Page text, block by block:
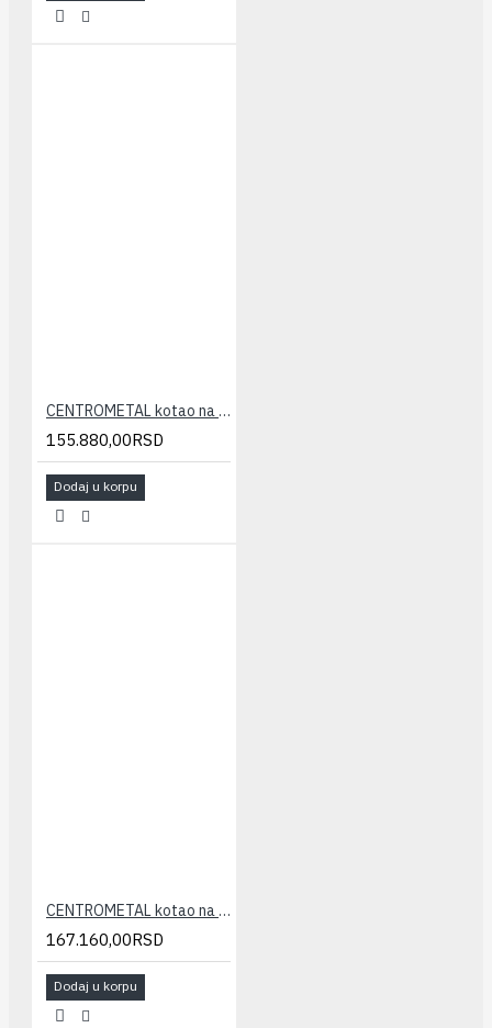
CENTROMETAL kotao na čvrsto gorivo EKO CK P 20
155.880,00RSD
Dodaj u korpu
CENTROMETAL kotao na čvrsto gorivo EKO CK P 25
167.160,00RSD
Dodaj u korpu